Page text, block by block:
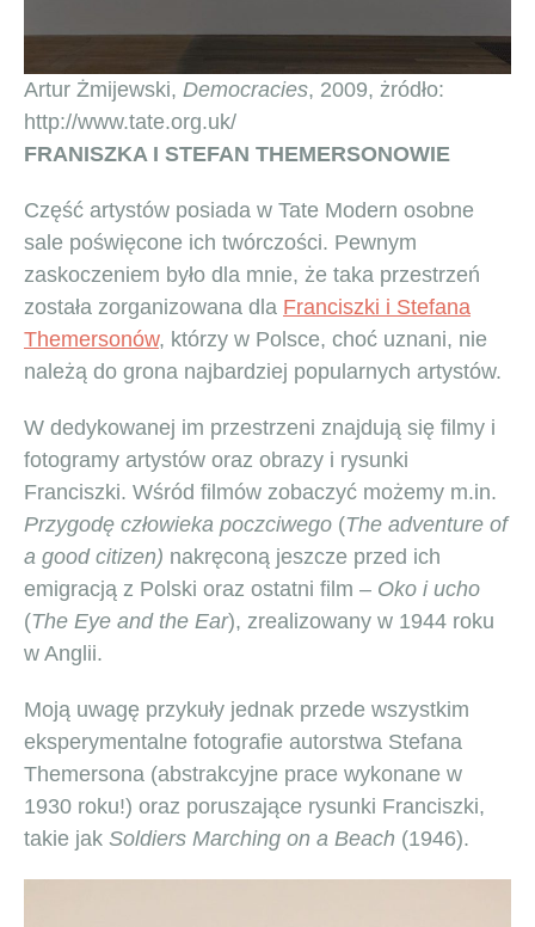
Artur Żmijewski, Democracies, 2009, żródło:
http://www.tate.org.uk/
FRANISZKA I STEFAN THEMERSONOWIE
Część artystów posiada w Tate Modern osobne
sale poświęcone ich twórczości. Pewnym
zaskoczeniem było dla mnie, że taka przestrzeń
została zorganizowana dla Franciszki i Stefana
Themersonów, którzy w Polsce, choć uznani, nie
należą do grona najbardziej popularnych artystów.
W dedykowanej im przestrzeni znajdują się filmy i
fotogramy artystów oraz obrazy i rysunki
Franciszki. Wśród filmów zobaczyć możemy m.in.
Przygodę człowieka poczciwego (The adventure of
a good citizen) nakręconą jeszcze przed ich
emigracją z Polski oraz ostatni film – Oko i ucho
(The Eye and the Ear), zrealizowany w 1944 roku
w Anglii.
Moją uwagę przykuły jednak przede wszystkim
eksperymentalne fotografie autorstwa Stefana
Themersona (abstrakcyjne prace wykonane w
1930 roku!) oraz poruszające rysunki Franciszki,
takie jak Soldiers Marching on a Beach (1946).